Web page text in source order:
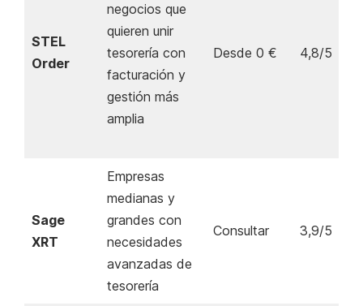
STEL
Order
negocios que
quieren unir
tesorería con
facturación y
gestión más
amplia
Desde 0 € 4,8/5
Sage
XRT
Empresas
medianas y
grandes con
necesidades
avanzadas de
tesorería
Consultar 3,9/5